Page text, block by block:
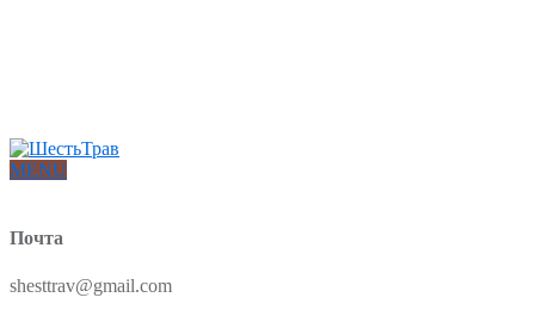
MENU
Почта
shesttrav@gmail.com